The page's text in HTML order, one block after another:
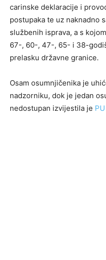
carinske deklaracije i
postupaka te uz naknadno
službenih isprava, a s
67-, 60-, 47-, 65- i 38-
prelasku državne granice.
Osam osumnjičenika je
nadzorniku, dok je jedan
nedostupan izvijestila je